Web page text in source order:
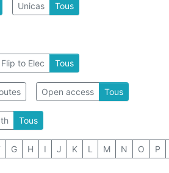
Unicas Tous
Flip to Elec Tous
Open access Tous
Tous
G H I J K L M N O P